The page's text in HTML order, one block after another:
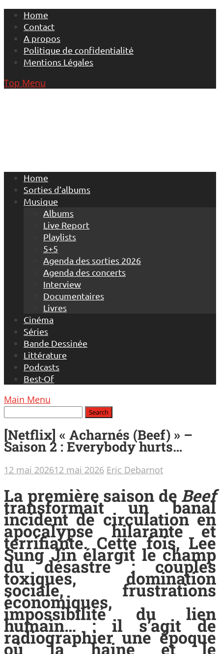
Skip
content
Home
Contact
A propos
Politique de confidentialité
Mentions Légales
Top Menu
Home
Sorties d’albums
Musique
Albums
Live Report
Playlists
5+5
Agenda des sorties 2026
Agenda des concerts
Interview
Documentaires
Livres
Cinéma
Séries
Bande Dessinée
Littérature
Podcasts
Best-Of
Main Menu
[Netflix] « Acharnés (Beef) » –
Saison 2 : Everybody hurts…
12 mai 202612 mai 2026 Eric Debarnot
La première saison de Beef
transformait un banal
incident de circulation en
apocalypse hilarante et
terrifiante. Cette fois, Lee
Sung Jin élargit le champ
du désastre : couples
toxiques, domination
sociale, frustrations
économiques,
impossibilité du lien
humain… : il s’agit de
radiographier une époque
où la haine et le